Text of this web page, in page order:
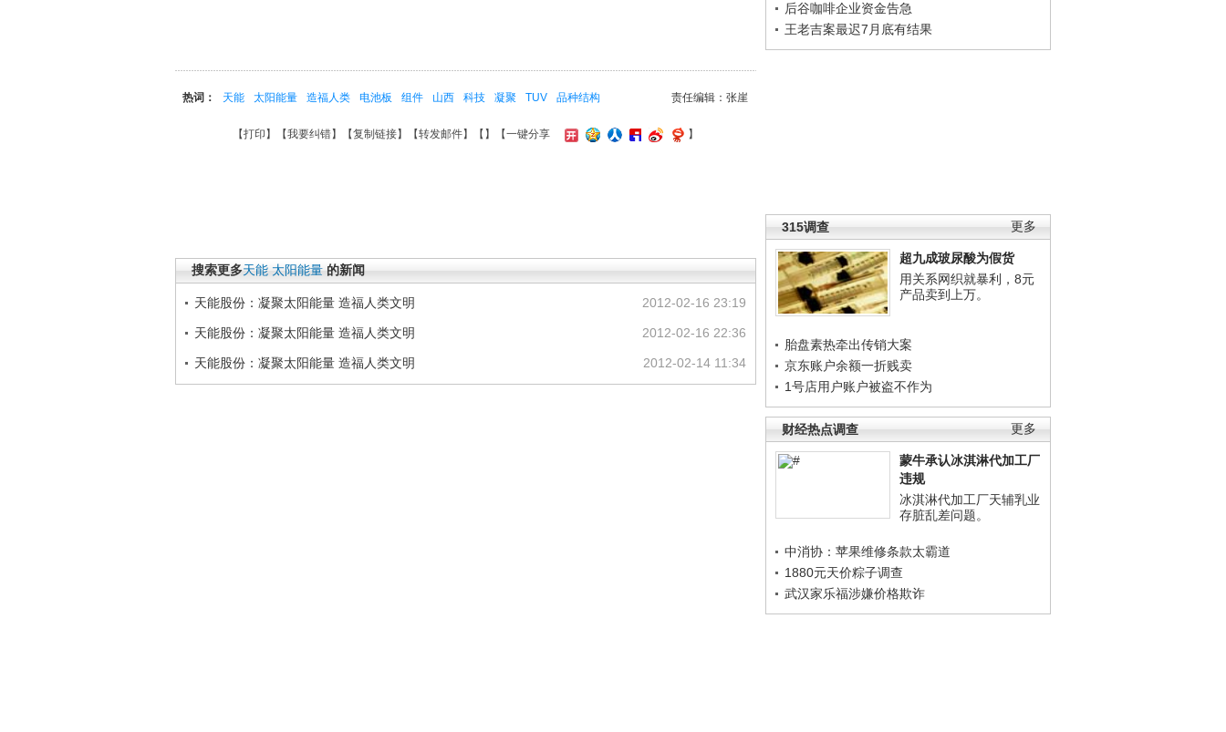
后谷咖啡企业资金告急
王老吉案最迟7月底有结果
更多
315调查
超九成玻尿酸为假货
用关系网织就暴利，8元
产品卖到上万。
胎盘素热牵出传销大案
京东账户余额一折贱卖
1号店用户账户被盗不作为
更多
财经热点调查
蒙牛承认冰淇淋代加工厂
违规
冰淇淋代加工厂天辅乳业
存脏乱差问题。
中消协：苹果维修条款太霸道
1880元天价粽子调查
武汉家乐福涉嫌价格欺诈
责任编辑：张崖
热词： 天能 太阳能量 造福人类 电池板 组件 山西 科技 凝聚 TUV 品种结构
【打印 】【我要纠错】【复制链接】【转发邮件】【 】 【一键分享 】
搜索更多天能 太阳能量 的新闻
2012-02-16 23:19
天能股份：凝聚太阳能量 造福人类文明
2012-02-16 22:36
天能股份：凝聚太阳能量 造福人类文明
2012-02-14 11:34
天能股份：凝聚太阳能量 造福人类文明